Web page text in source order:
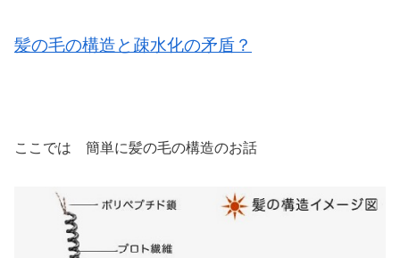
髪の毛の構造と疎水化の矛盾？
ここでは 簡単に髪の毛の構造のお話